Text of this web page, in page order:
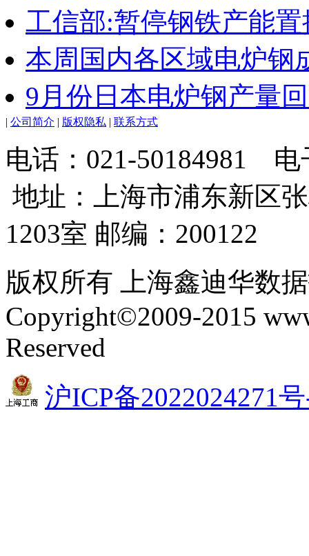
工信部:暂停钢铁产能
本周国内各区域电炉钢
9月份日本电炉钢产量
| 公司简介 | 版权隐私 | 联系方式
电话：021-50184981 电
地址：上海市浦东新区
1203室 邮编：200122
版权所有 上海鑫迪华数
Copyright©2009-2015
Reserved
沪ICP备2022024271